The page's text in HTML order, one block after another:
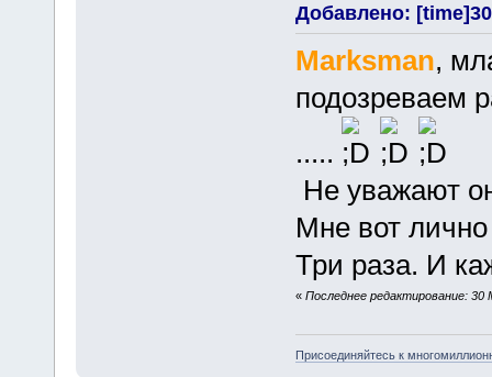
Добавлено:
Marksman,
подозреваем
.....
Не уважают
Мне вот
Три раза. И
« Последнее редактирование:
Присоединяйтесь к